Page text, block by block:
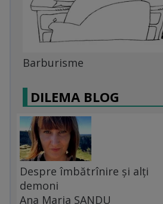
Barburisme
DILEMA BLOG
Despre îmbătrînire și alți
demoni
Ana Maria SANDU